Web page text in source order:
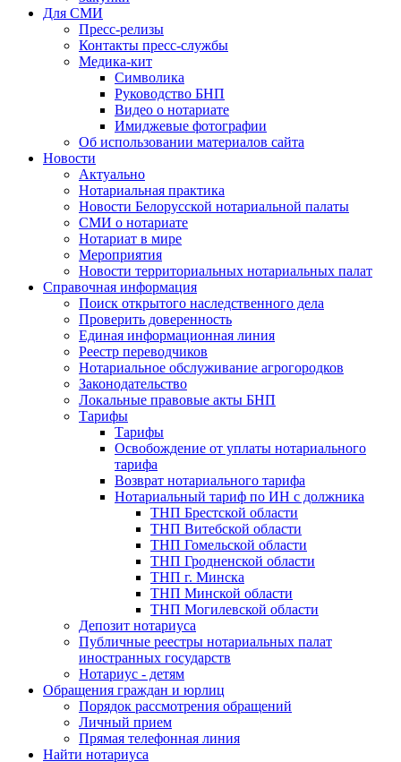
Для СМИ
Пресс-релизы
Контакты пресс-службы
Медика-кит
Символика
Руководство БНП
Видео о нотариате
Имиджевые фотографии
Об использовании материалов сайта
Новости
Актуально
Нотариальная практика
Новости Белорусской нотариальной палаты
СМИ о нотариате
Нотариат в мире
Мероприятия
Новости территориальных нотариальных палат
Справочная информация
Поиск открытого наследственного дела
Проверить доверенность
Единая информационная линия
Реестр переводчиков
Нотариальное обслуживание агрогородков
Законодательство
Локальные правовые акты БНП
Тарифы
Тарифы
Освобождение от уплаты нотариального
тарифа
Возврат нотариального тарифа
Нотариальный тариф по ИН с должника
ТНП Брестской области
ТНП Витебской области
ТНП Гомельской области
ТНП Гродненской области
ТНП г. Минска
ТНП Минской области
ТНП Могилевской области
Депозит нотариуса
Публичные реестры нотариальных палат
иностранных государств
Нотариус - детям
Обращения граждан и юрлиц
Порядок рассмотрения обращений
Личный прием
Прямая телефонная линия
Найти нотариуса